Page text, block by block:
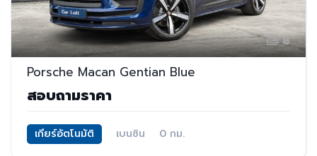
8
Porsche Macan Gentian Blue
สอบถามราคา
เกียร์อัตโนมัติ เบนซิน 0 กม.